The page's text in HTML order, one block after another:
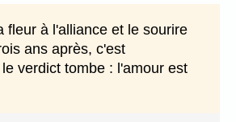
fleur à l'alliance et le sourire
ans après, c'est
verdict tombe : l'amour est